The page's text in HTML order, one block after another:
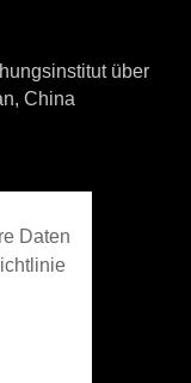
über
China
Daten